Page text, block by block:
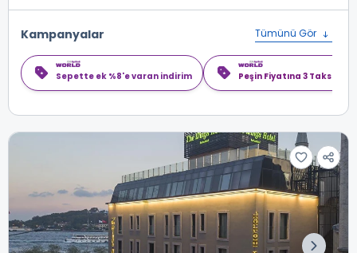
Kampanyalar Tümünü Gör
Sepette ek %8'e varan indirim Peşin Fiyatına 3 Taksit